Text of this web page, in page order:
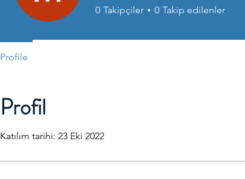
Profil
Katılım tarihi: 23 Eki 2022
0 Takipçiler 0 Takip edilenler
Profile